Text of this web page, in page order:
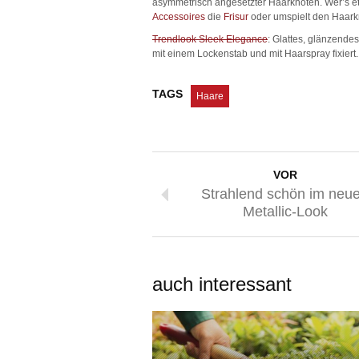
asymmetrisch angesetzter Haarknoten. Wer’s
Accessoires die Frisur oder umspielt den
Trendlook Sleek Elegance: Glattes,
mit einem Lockenstab und mit Haarspray
TAGS Haare
VOR
Strahlend schön im
Metallic-Look
auch interessant